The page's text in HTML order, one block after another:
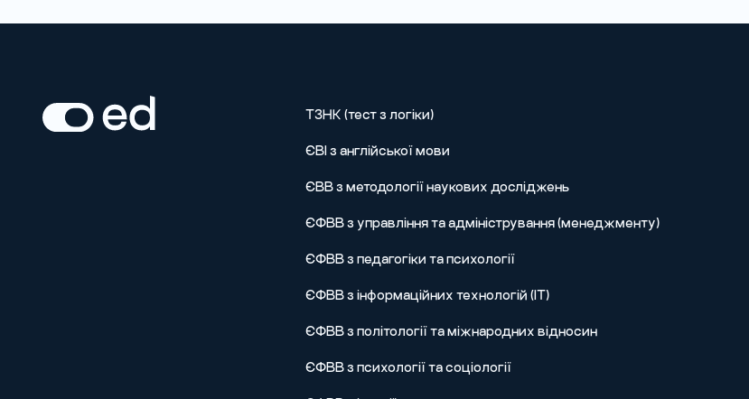
ТЗНК (тест з логіки)
ЄВІ з англійської мови
ЄВВ з методології наукових досліджень
ЄФВВ з управління та адміністрування (менеджменту)
ЄФВВ з педагогіки та психології
ЄФВВ з інформаційних технологій (IT)
ЄФВВ з політології та міжнародних відносин
ЄФВВ з психології та соціології